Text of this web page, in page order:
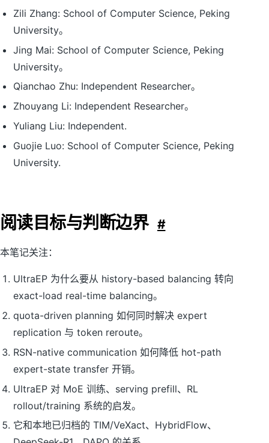
Zili Zhang: School of Computer Science, Peking
University。
Jing Mai: School of Computer Science, Peking
University。
Qianchao Zhu: Independent Researcher。
Zhouyang Li: Independent Researcher。
Yuliang Liu: Independent.
Guojie Luo: School of Computer Science, Peking
University.
阅读目标与判断边界 #
本笔记关注：
UltraEP 为什么要从 history-based balancing 转向
exact-load real-time balancing。
quota-driven planning 如何同时解决 expert
replication 与 token reroute。
RSN-native communication 如何降低 hot-path
expert-state transfer 开销。
UltraEP 对 MoE 训练、serving prefill、RL
rollout/training 系统的启发。
它和本地已归档的 TIM/VeXact、HybridFlow、